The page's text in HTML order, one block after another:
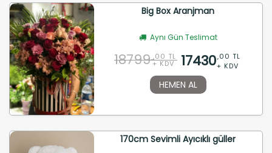
Big Box Aranjman
Aynı Gün Teslimat
18799 ,00 TL
+ KDV 17430,00 TL
+ KDV
HEMEN AL
170cm Sevimli Ayıcıklı güller